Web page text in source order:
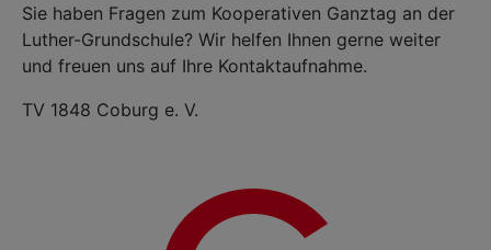
Sie haben Fragen zum Kooperativen Ganztag an der
Luther-Grundschule? Wir helfen Ihnen gerne weiter
und freuen uns auf Ihre Kontaktaufnahme.
TV 1848 Coburg e. V.